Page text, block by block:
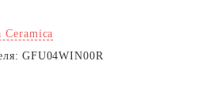
Ceramica
GFU04WIN00R